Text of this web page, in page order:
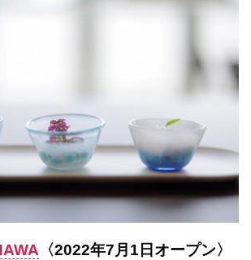
〈2022年7月1日オープン〉